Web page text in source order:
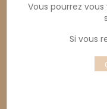
Vous pourrez
Si vous